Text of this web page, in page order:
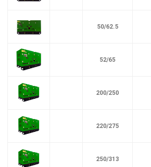
50/62.5
52/65
200/250
220/275
250/313